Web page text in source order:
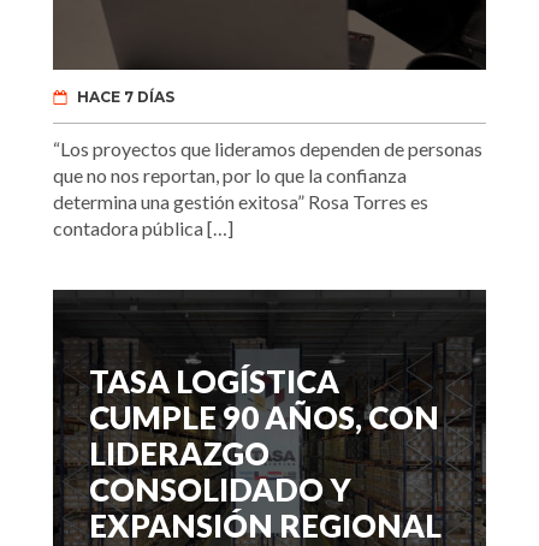
HACE 7 DÍAS
“Los proyectos que lideramos dependen de personas
que no nos reportan, por lo que la confianza
determina una gestión exitosa” Rosa Torres es
contadora pública […]
TASA LOGÍSTICA
CUMPLE 90 AÑOS, CON
LIDERAZGO
CONSOLIDADO Y
EXPANSIÓN REGIONAL